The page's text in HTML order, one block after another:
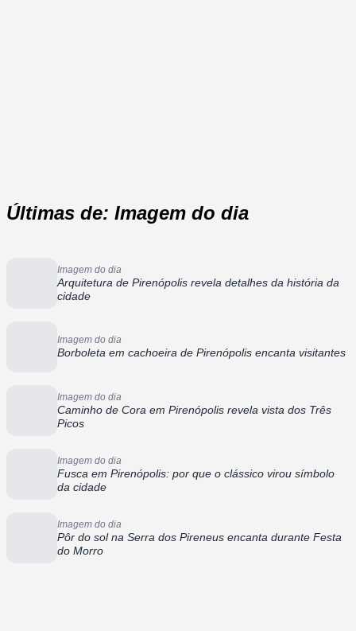
Últimas de: Imagem do dia
Imagem do dia
Arquitetura de Pirenópolis revela detalhes da história da
cidade
Imagem do dia
Borboleta em cachoeira de Pirenópolis encanta visitantes
Imagem do dia
Caminho de Cora em Pirenópolis revela vista dos Três
Picos
Imagem do dia
Fusca em Pirenópolis: por que o clássico virou símbolo
da cidade
Imagem do dia
Pôr do sol na Serra dos Pireneus encanta durante Festa
do Morro